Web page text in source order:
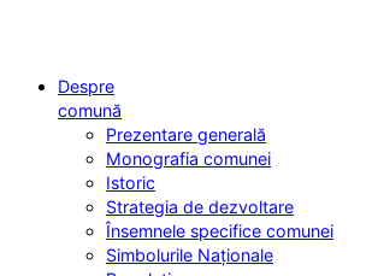
Despre
comună
Prezentare generală
Monografia comunei
Istoric
Strategia de dezvoltare
Însemnele specifice comunei
Simbolurile Naționale